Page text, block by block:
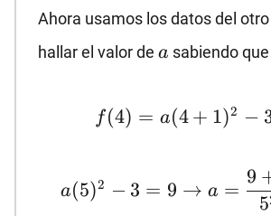
Ahora usamos los datos del
hallar el valor de a
a sabiendo que
f(4)=a(4+1)^2-
3=9
f(4) = a(4 + 1)2 −
3=9→a=\dfrac{9+3}
a(5)2 − 3 = 9 → a =
5
9